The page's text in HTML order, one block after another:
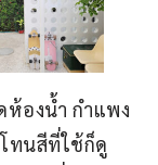
ห้องน้ำ กำแพง
ทนสีที่ใช้ก็ดู